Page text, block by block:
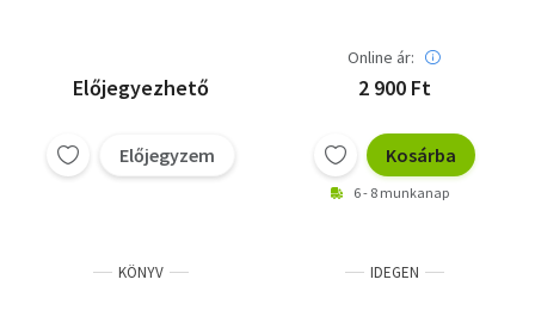
Előjegyezhető
Előjegyzem
Online ár:
2 900 Ft
Kosárba
6 - 8 munkanap
KÖNYV IDEGEN